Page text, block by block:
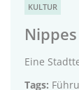
KULTUR
Eine
Tags: